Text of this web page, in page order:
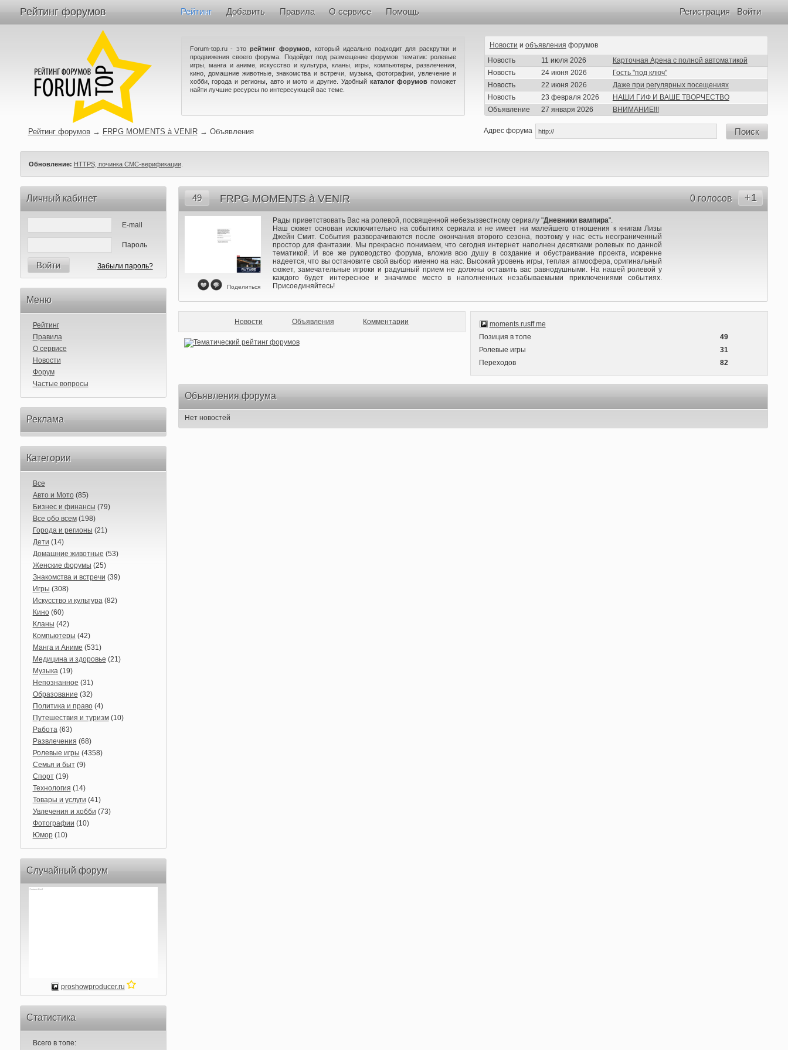
Рейтинг форумов Рейтинг Добавить Правила О сервисе Помощь Войти
Регистрация
Forum-top.ru - эторейтинг форумов , который идеально подходит для раскрутки и
продвижения своего форума. Подойдет под размещение форумов тематик: ролевые
игры, манга и аниме, искусство и культура, кланы, игры, компьютеры, развлечения,
кино, домашние животные, знакомства и встречи, музыка, фотографии, увлечение и
хобби, города и регионы, авто и мото и другие. Удобный каталог форумов поможет
найти лучшие ресурсы по интересующей вас теме.
Новости и объявления форумов
Новость
11 июля 2026
Карточная Арена с полной автоматикой
Новость
24 июня 2026
Гость "под ключ"
Новость
22 июня 2026
Даже при регулярных посещениях
Новость
23 февраля 2026
НАШИ ГИФ И ВАШЕ ТВОРЧЕСТВО
Объявление
27 января 2026 ВНИМАНИЕ!!!
Адрес форума Поиск
Рейтинг форумов → FRPG MOMENTS à VENIR → Объявления
Обновление: HTTPS, починка СМС-верификации.
Личный кабинет
E-mail
Пароль
Войти Забыли пароль?
Меню
Рейтинг
Правила
О сервисе
Новости
Форум
Частые вопросы
Реклама
Категории
Все
Авто и Мото(85)
Бизнес и финансы (79)
Все обо всем(198)
Города и регионы (21)
Дети (14)
Домашние животные (53)
Женские форумы (25)
Знакомства и встречи (39)
Игры (308)
Искусство и культура(82)
Кино(60)
Кланы (42)
Компьютеры (42)
Манга и Аниме (531)
Медицина и здоровье (21)
Музыка(19)
Непознанное (31)
Образование (32)
Политика и право(4)
Путешествия и туризм(10)
Работа(63)
Развлечения (68)
Ролевые игры (4358)
Семья и быт(9)
Спорт(19)
Технология (14)
Товары и услуги (41)
Увлечения и хобби (73)
Фотографии (10)
Юмор(10)
Случайный форум
proshowproducer.ru
Статистика
Всего в топе:
49 FRPG MOMENTS à VENIR +1
0 голосов
Поделиться
Рады приветствовать Вас на ролевой, посвященной небезызвестному сериалу "Дневники вампира".
Наш сюжет основан исключительно на событиях сериала и не имеет ни малейшего отношения к книгам Лизы
Джейн Смит. События разворачиваются после окончания второго сезона, поэтому у нас есть неограниченный
простор для фантазии. Мы прекрасно понимаем, что сегодня интернет наполнен десятками ролевых по данной
тематикой. И все же руководство форума, вложив всю душу в создание и обустраивание проекта, искренне
надеется, что вы остановите свой выбор именно на нас. Высокий уровень игры, теплая атмосфера, оригинальный
сюжет, замечательные игроки и радушный прием не должны оставить вас равнодушными. На нашей ролевой у
каждого будет интересное и значимое место в наполненных незабываемыми приключениями событиях.
Присоединяйтесь!
Новости Объявления Комментарии
moments.rusff.me
Позиция в топе
49
Ролевые игры
31
Переходов
82
Объявления форума
Нет новостей